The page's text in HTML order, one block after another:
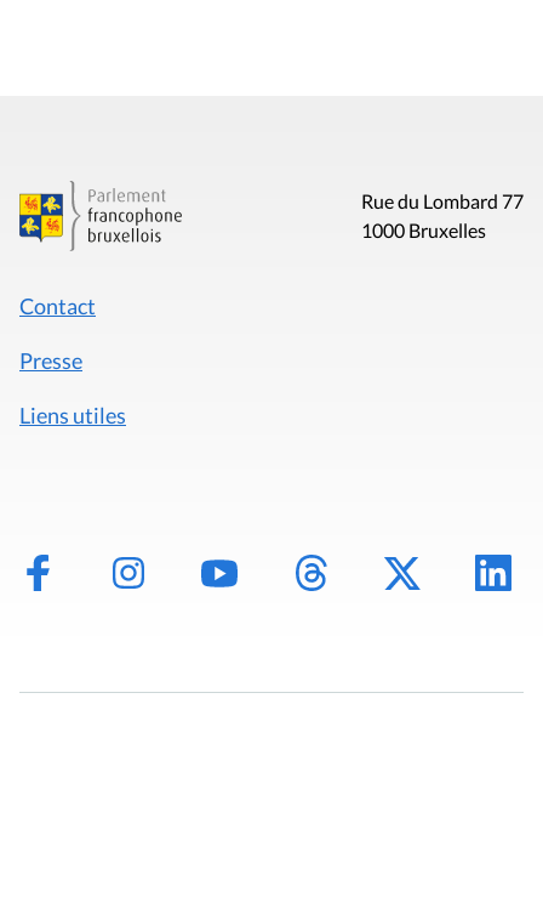
Rue du Lombard 77
1000 Bruxelles
Contact
Presse
Liens utiles